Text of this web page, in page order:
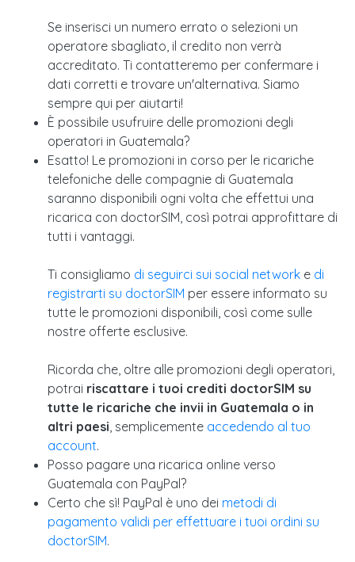
Se inserisci un numero errato o selezioni un
operatore sbagliato, il credito non verrà
accreditato. Ti contatteremo per confermare i
dati corretti e trovare un'alternativa. Siamo
sempre qui per aiutarti!
È possibile usufruire delle promozioni degli
operatori in Guatemala?
Esatto! Le promozioni in corso per le ricariche
telefoniche delle compagnie di Guatemala
saranno disponibili ogni volta che effettui una
ricarica con doctorSIM, così potrai approfittare di
tutti i vantaggi.
Ti consigliamo di seguirci sui social network e di
registrarti su doctorSIM per essere informato su
tutte le promozioni disponibili, così come sulle
nostre offerte esclusive.
Ricorda che, oltre alle promozioni degli operatori,
potrai riscattare i tuoi crediti doctorSIM su
tutte le ricariche che invii in Guatemala o in
altri paesi, semplicemente accedendo al tuo
account.
Posso pagare una ricarica online verso
Guatemala con PayPal?
Certo che sì! PayPal è uno dei metodi di
pagamento validi per effettuare i tuoi ordini su
doctorSIM.